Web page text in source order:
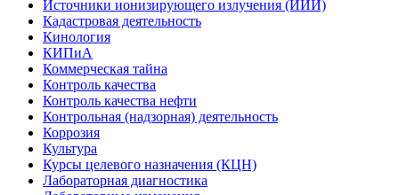
Источники ионизирующего излучения (ИИИ)
Кадастровая деятельность
Кинология
КИПиА
Коммерческая тайна
Контроль качества
Контроль качества нефти
Контрольная (надзорная) деятельность
Коррозия
Культура
Курсы целевого назначения (КЦН)
Лабораторная диагностика